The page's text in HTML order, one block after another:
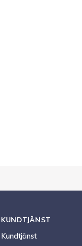
i favoriter
KUNDTJÄNST
Kundtjänst